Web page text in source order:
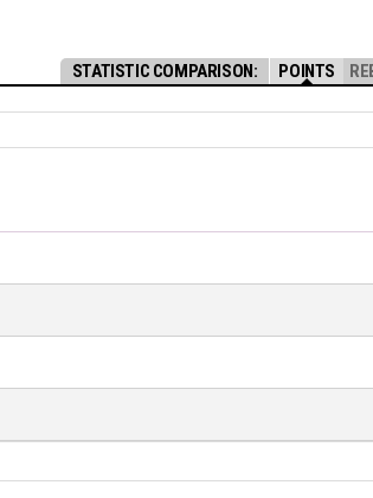
STATISTIC COMPARISON: POINTS